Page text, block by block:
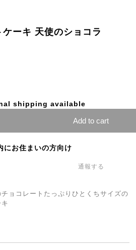
ーキ 天使のショコラ
shipping available
Add to cart
にお住まいの方向け
通報する
ョコレートたっぷりひとくちサイズの